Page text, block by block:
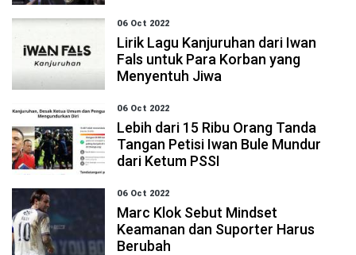
06 Oct 2022
Lirik Lagu Kanjuruhan dari Iwan
Fals untuk Para Korban yang
Menyentuh Jiwa
06 Oct 2022
Lebih dari 15 Ribu Orang Tanda
Tangan Petisi Iwan Bule Mundur
dari Ketum PSSI
06 Oct 2022
Marc Klok Sebut Mindset
Keamanan dan Suporter Harus
Berubah